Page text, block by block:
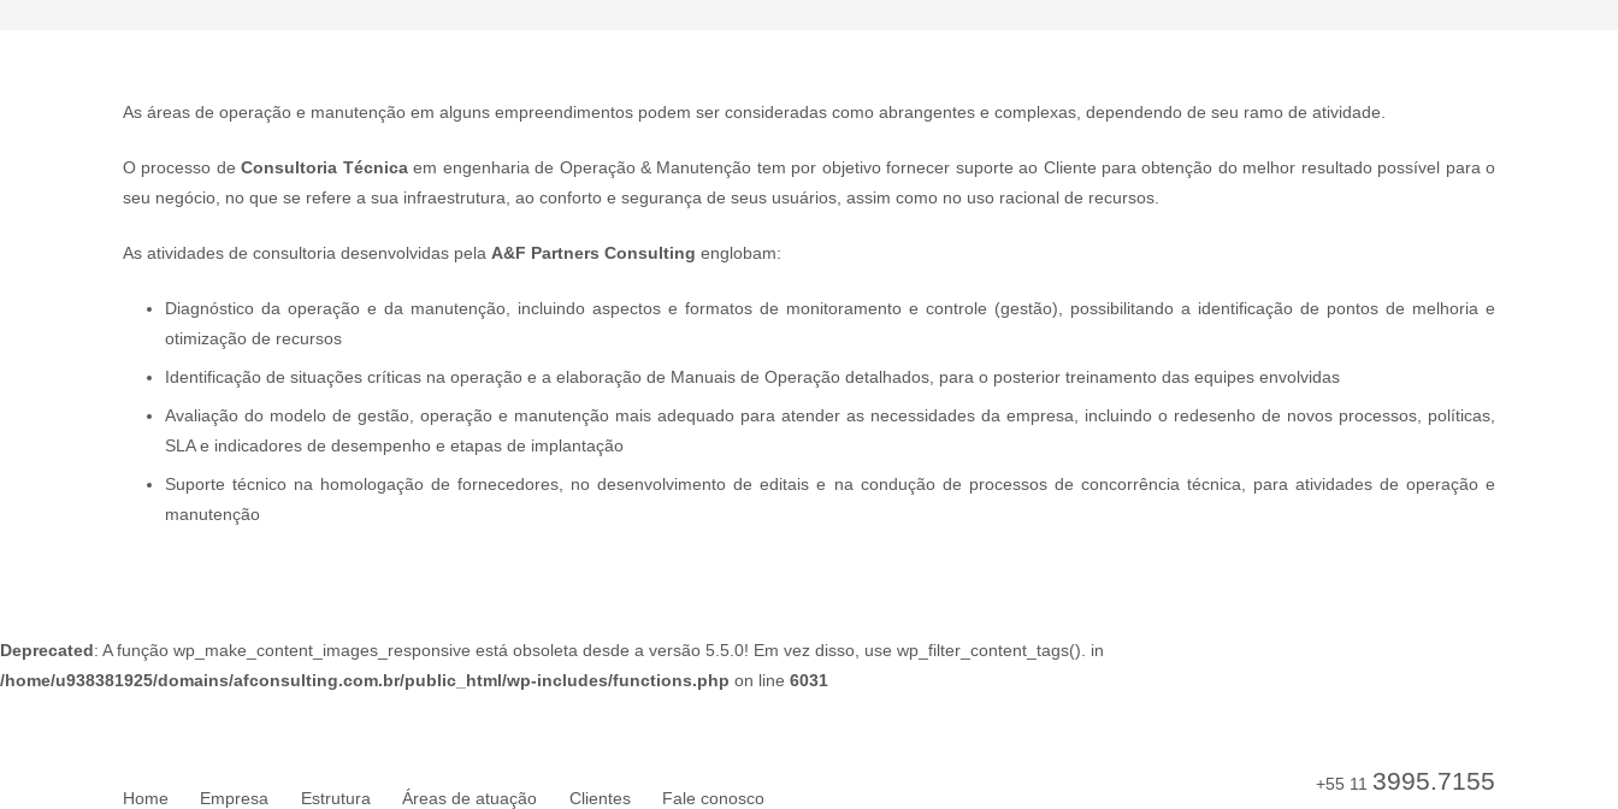
As áreas de operação e manutenção em alguns empreendimentos podem ser consideradas como abrangentes e complexas, dependendo de seu ramo de atividade.
O processo deConsultoria Técnicaem engenharia de Operação & Manutenção tem por objetivo fornecer suporte ao Cliente para obtenção do melhor resultado possível para o
seu negócio, no que se refere a sua infraestrutura, ao conforto e segurança de seus usuários, assim como no uso racional de recursos.
As atividades de consultoria desenvolvidas pela A&F Partners Consulting englobam:
Diagnóstico da operação e da manutenção, incluindo aspectos e formatos de monitoramento e controle (gestão), possibilitando a identificação de pontos de melhoria e
otimização de recursos
Identificação de situações críticas na operação e a elaboração de Manuais de Operação detalhados, para o posterior treinamento das equipes envolvidas
Avaliação do modelo de gestão, operação e manutenção mais adequado para atender as necessidades da empresa, incluindo o redesenho de novos processos, políticas,
SLA e indicadores de desempenho e etapas de implantação
Suporte técnico na homologação de fornecedores, no desenvolvimento de editais e na condução de processos de concorrência técnica, para atividades de operação e
manutenção
Deprecated: A função wp_make_content_images_responsive está obsoleta desde a versão 5.5.0! Em vez disso, use wp_filter_content_tags(). in
/home/u938381925/domains/afconsulting.com.br/public_html/wp-includes/functions.php on line 6031
Home Empresa Estrutura Áreas de atuação Clientes Fale conosco
+55 11 3995.7155